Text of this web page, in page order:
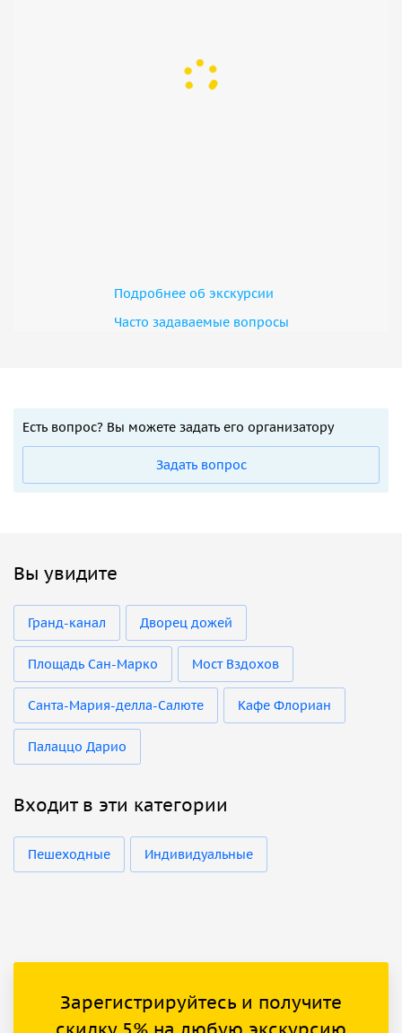
Подробнее об экскурсии
Часто задаваемые вопросы
Есть вопрос? Вы можете задать его организатору
Задать вопрос
Вы увидите
Гранд-канал Дворец дожей
Площадь Сан-Марко Мост Вздохов
Санта-Мария-делла-Салюте Кафе Флориан
Палаццо Дарио
Входит в эти категории
Пешеходные Индивидуальные
Зарегистрируйтесь и получите